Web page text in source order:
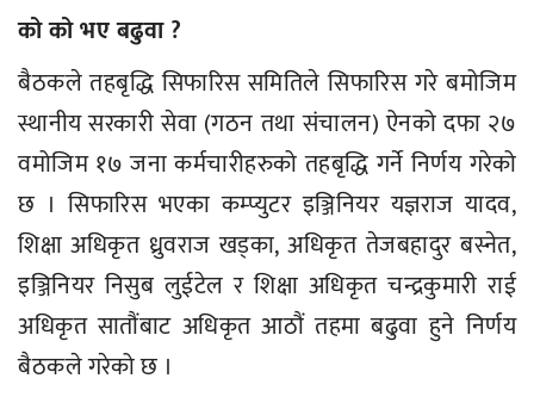
को को भए बढुवा ?
बैठकले तहबृद्धि सिफारिस समितिले सिफारिस गरे बमोजिम
स्थानीय सरकारी सेवा (गठन तथा संचालन) ऐनको दफा २७
वमोजिम १७ जना कर्मचारीहरुको तहबृद्धि गर्ने निर्णय गरेको
छ । सिफारिस भएका कम्प्युटर इञ्जिनियर यज्ञराज यादव,
शिक्षा अधिकृत ध्रुवराज खड्का, अधिकृत तेजबहादुर बस्नेत,
इञ्जिनियर निसुब लुईटेल र शिक्षा अधिकृत चन्द्रकुमारी राई
अधिकृत सातौंबाट अधिकृत आठौं तहमा बढुवा हुने निर्णय
बैठकले गरेको छ ।